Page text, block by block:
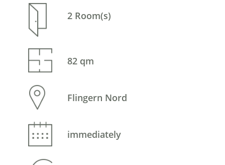
2 Room(s)
82 qm
Flingern Nord
immediately